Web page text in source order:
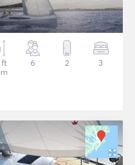
ft
6 2 3